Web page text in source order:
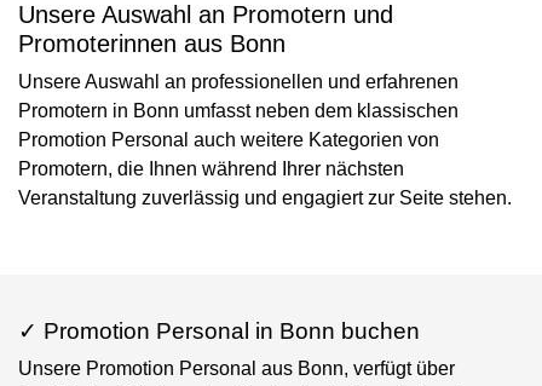
Unsere Auswahl an Promotern und
Promoterinnen aus Bonn
Unsere Auswahl an professionellen und erfahrenen
Promotern in Bonn umfasst neben dem klassischen
Promotion Personal auch weitere Kategorien von
Promotern, die Ihnen während Ihrer nächsten
Veranstaltung zuverlässig und engagiert zur Seite stehen.
✓ Promotion Personal in Bonn buchen
Unsere Promotion Personal aus Bonn, verfügt über